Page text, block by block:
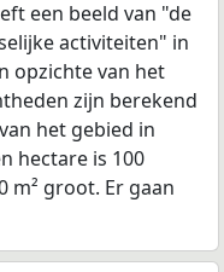
een beeld van "de
activiteiten" in
opzichte van het
zijn berekend
het gebied in
hectare is 100
m² groot. Er gaan